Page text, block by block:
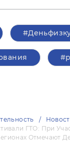
ГТО: При
Отмечают